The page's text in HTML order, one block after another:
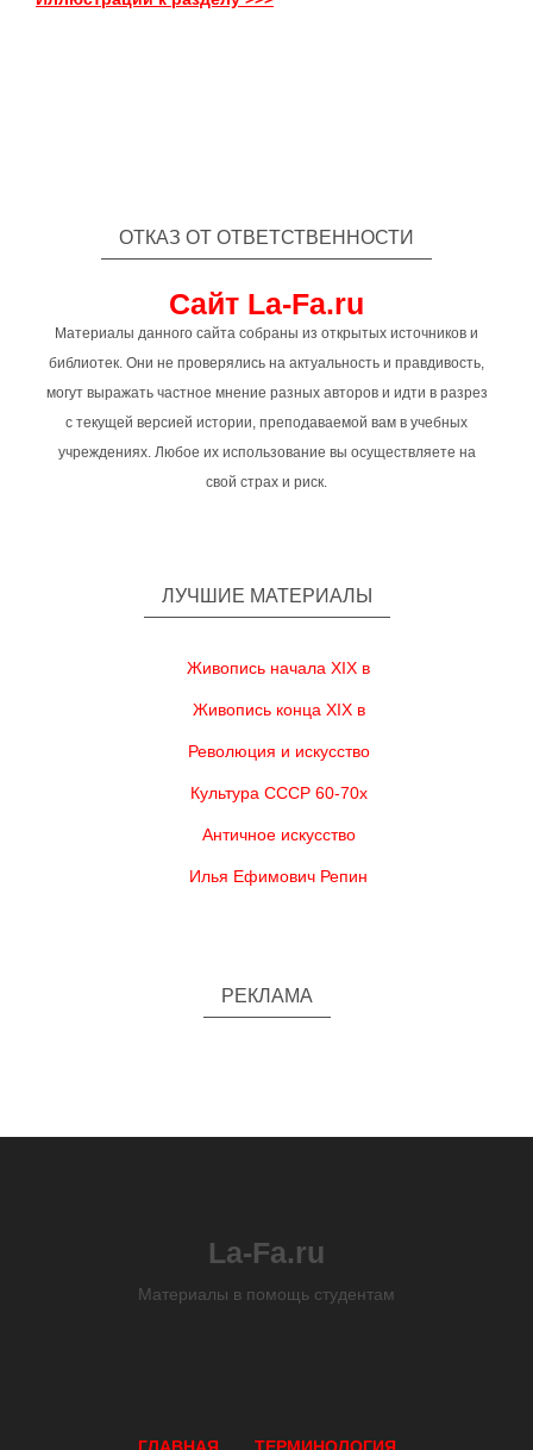
ОТКАЗ ОТ ОТВЕТСТВЕННОСТИ
Сайт La-Fa.ru
Материалы данного сайта собраны из открытых источников и
библиотек. Они не проверялись на актуальность и правдивость,
могут выражать частное мнение разных авторов и идти в разрез
с текущей версией истории, преподаваемой вам в учебных
учреждениях. Любое их использование вы осуществляете на
свой страх и риск.
ЛУЧШИЕ МАТЕРИАЛЫ
Живопись начала XIX в
Живопись конца XIX в
Революция и искусство
Культура СССР 60-70х
Античное искусство
Илья Ефимович Репин
РЕКЛАМА
La-Fa.ru
Материалы в помощь студентам